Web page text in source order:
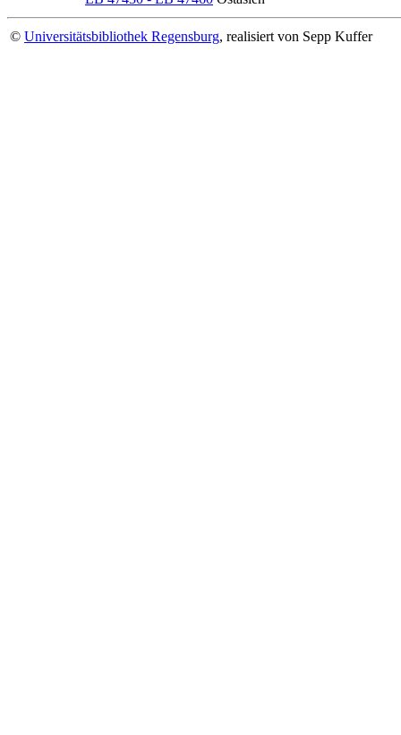
© Universitätsbibliothek Regensburg, realisiert von Sepp Kuffer